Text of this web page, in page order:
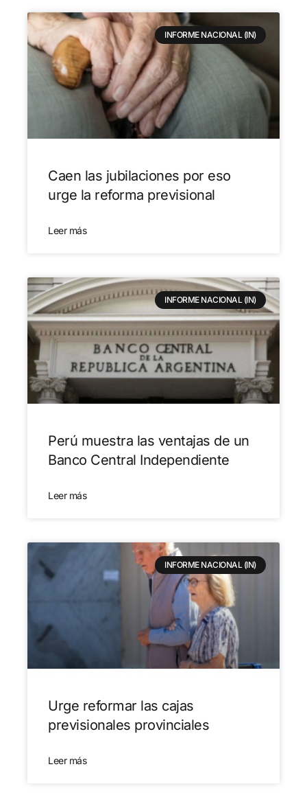
INFORME NACIONAL (IN)
Caen las jubilaciones por eso
urge la reforma previsional
Leer más
INFORME NACIONAL (IN)
Perú muestra las ventajas de un
Banco Central Independiente
Leer más
INFORME NACIONAL (IN)
Urge reformar las cajas
previsionales provinciales
Leer más